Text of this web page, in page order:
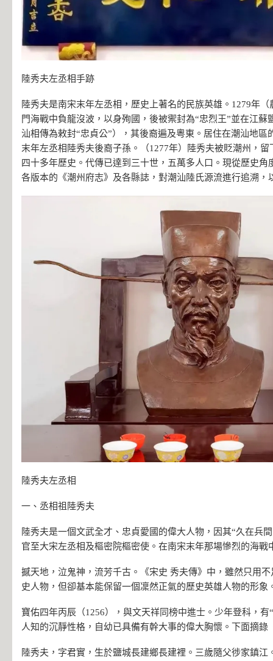
陸秀夫左丞相手跡
陸秀夫是南宋末年左丞相，歷史上著名的民族英雄。1279年
門海戰中負龍沒波，以身殉國，後被禦封為“忠烈王”並在江蘇
汕相傳為敕封“忠貞公”），其後裔遍及粵東。居住在潮汕地區
末年左丞相陸秀夫後裔子孫。（1277年）陸秀夫被貶潮州，
四十多年歷史。代傳已達到三十世，五萬多人口。現從歷史角
各版本的《潮州府志》及各縣誌，對潮汕陸氏源流進行追溯，
陸秀夫左丞相
一、丞相祖陸秀夫
陸秀夫是一個文武全才、忠貞愛國的偉大人物，因其“久在兵
官至大宋左丞相及樞密院樞密使。在南宋末年那場慘烈的海戰
撼天地，泣鬼神，流芳千古。《宋史 秀夫傳》中，雖然只用
史人物，但卻基本能保留一個凜然正氣的歷史英雄人物的形象
寶佑四年丙辰（1256），與文天祥同榜中進士。少年登科，有
人知的沉靜性格，自幼已具備有幹大事的偉大胸懷。下面摘錄
陸秀夫，字君實，生於鹽城長建鄉長建裡。三歲隨父徏家鎮江